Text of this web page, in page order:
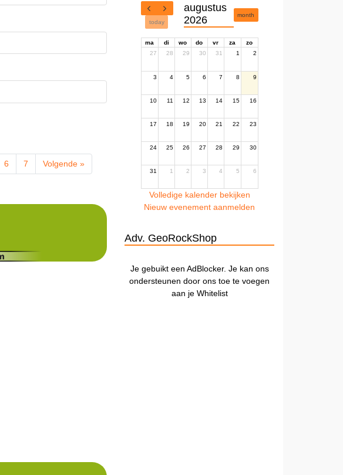
6 7 Volgende »
today
augustus
2026
month
ma di wo do vr za
zo
27
28 29 30 31 1 2
3 4 5 6 7 8 9
10 11 12 13 14 15 16
17 18 19 20 21 22 23
24 25 26 27 28 29 30
31 1 2 3 4 5 6
Volledige kalender bekijken
Nieuw evenement aanmelden
Adv. GeoRockShop
Je gebuikt een AdBlocker. Je kan ons
ondersteunen door ons toe te voegen
aan je Whitelist